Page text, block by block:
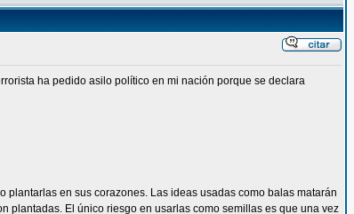
ha pedido asilo político en mi nación porque se declara
en sus corazones. Las ideas usadas como balas matarán
plantadas. El único riesgo en usarlas como semillas es que una vez